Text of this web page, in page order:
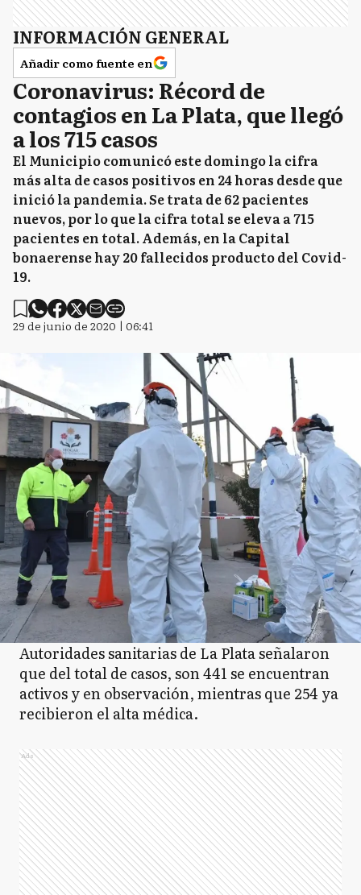
INFORMACIÓN GENERAL
Añadir como fuente en
Coronavirus: Récord de
contagios en La Plata, que llegó
a los 715 casos
El Municipio comunicó este domingo la cifra
más alta de casos positivos en 24 horas desde que
inició la pandemia. Se trata de 62 pacientes
nuevos, por lo que la cifra total se eleva a 715
pacientes en total. Además, en la Capital
bonaerense hay 20 fallecidos producto del Covid-
19.
29 de junio de 2020 | 06:41
Autoridades sanitarias de La Plata señalaron
que del total de casos, son 441 se encuentran
activos y en observación, mientras que 254 ya
recibieron el alta médica.
Ads